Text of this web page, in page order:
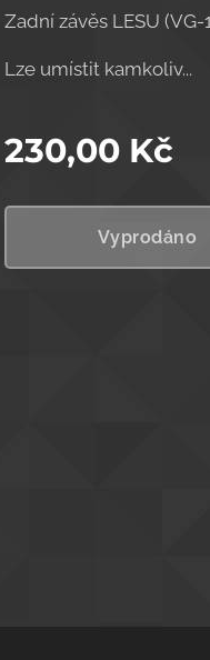
Zadní závěs LESU (VG-
Lze umístit kamkoliv...
230,00 Kč
Vyprodáno